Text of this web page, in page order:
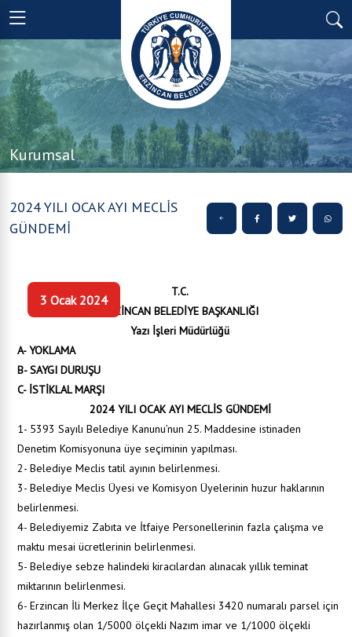
Kurumsal
2024 YILI OCAK AYI MECLİS
GÜNDEMİ
3 Ocak 2024
T.C.
ERZİNCAN BELEDİYE BAŞKANLIĞI
Yazı İşleri Müdürlüğü
A- YOKLAMA
B- SAYGI DURUŞU
C- İSTİKLAL MARŞI
2024 YILI OCAK AYI MECLİS GÜNDEMİ
1- 5393 Sayılı Belediye Kanunu’nun 25. Maddesine istinaden
Denetim Komisyonuna üye seçiminin yapılması.
2- Belediye Meclis tatil ayının belirlenmesi.
3- Belediye Meclis Üyesi ve Komisyon Üyelerinin huzur haklarının
belirlenmesi.
4- Belediyemiz Zabıta ve İtfaiye Personellerinin fazla çalışma ve
maktu mesai ücretlerinin belirlenmesi.
5- Belediye sebze halindeki kiracılardan alınacak yıllık teminat
miktarının belirlenmesi.
6- Erzincan İli Merkez İlçe Geçit Mahallesi 3420 numaralı parsel için
hazırlanmış olan 1/5000 ölçekli Nazım imar ve 1/1000 ölçekli